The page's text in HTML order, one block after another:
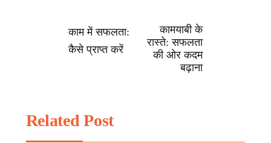
Post
navigation
काम में सफलता:
कैसे प्राप्त करें
कामयाबी के
रास्ते: सफलता
की ओर कदम
बढ़ाना
Related Post